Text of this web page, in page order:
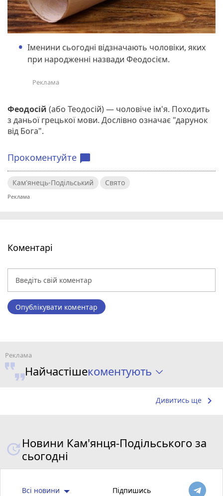
Іменини сьогодні відзначають чоловіки, яких
при народженні назвади Феодосієм.
Феодосій (або Теодосій) — чоловіче ім'я. Походить
з даньої грецької мови. Дослівно означає "дарунок
від Бога".
Прокоментуйте chat_bubble
Кам'янець-Подільський Свято
Коментарі
Опублікувати коментар
Найчастішекоментують
Дивитись ще keyboard_arrow_right
Новини Кам'янця-Подільського за
сьогодні
Всі новини Підпишись